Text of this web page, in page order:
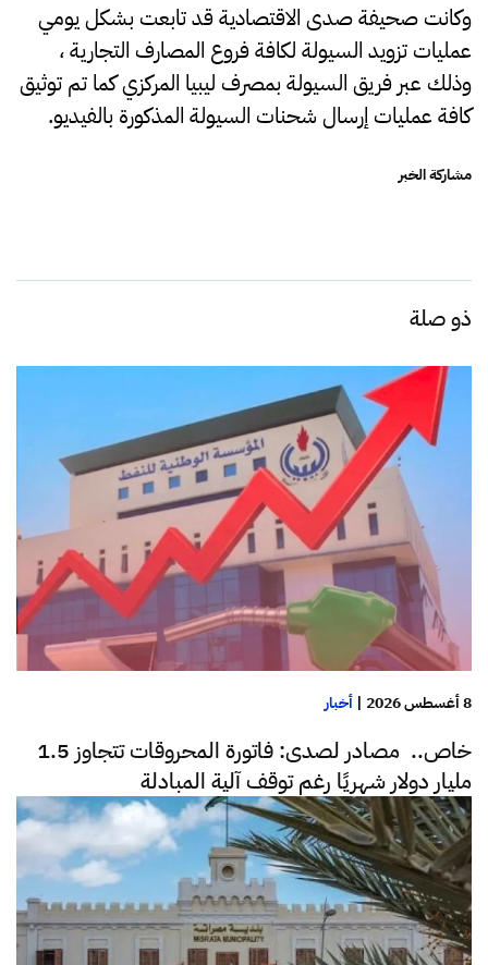
وكانت صحيفة صدى الاقتصادية قد تابعت بشكل يومي
عمليات تزويد السيولة لكافة فروع المصارف التجارية ،
وذلك عبر فريق السيولة بمصرف ليبيا المركزي كما تم توثيق
كافة عمليات إرسال شحنات السيولة المذكورة بالفيديو.
مشاركة الخبر
ذو صلة
8 أغسطس 2026 | أخبار
خاص.. مصادر لصدى: فاتورة المحروقات تتجاوز 1.5
مليار دولار شهريًا رغم توقف آلية المبادلة